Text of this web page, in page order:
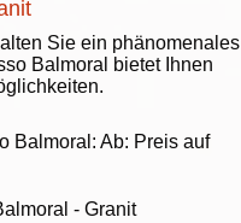
Sie ein phänomenales
Balmoral bietet Ihnen
Balmoral : Ab: Preis auf
- Granit